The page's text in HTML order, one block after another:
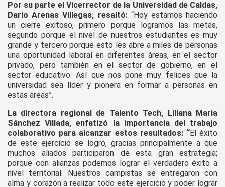
Por su parte el Vicerrector de la Universidad de Caldas,
Darío Arenas Villegas, resaltó:“Hoy estamos haciendo
un cierre exitoso, primero porque logramos las metas,
segundo porque el nivel de nuestros estudiantes es muy
grande y tercero porque esto les abre a miles de personas
una oportunidad laboral en diferentes áreas, en el sector
privado, pero también en el sector de gobierno, en el
sector educativo. Así que nos pone muy felices que la
universidad sea líder y pionera en formar a personas en
estas áreas”.
La directora regional de Talento Tech, Liliana María
Sánchez Villada, enfatizó la importancia del trabajo
colaborativo para alcanzar estos resultados: “El éxito
de este ejercicio se logró, gracias principalmente a que
muchos aliados participaron de esta gran estrategia;
porque con alianzas podemos lograr el verdadero éxito a
nivel territorial. Nuestros campistas se entregaron con
alma y corazón a realizar todo este ejercicio y poder lograr